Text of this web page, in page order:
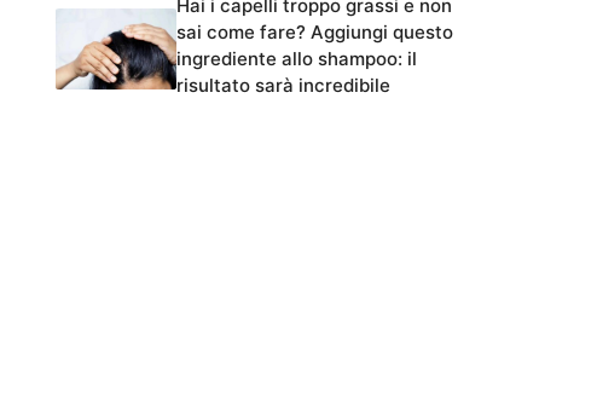
Hai i capelli troppo grassi e non
sai come fare? Aggiungi questo
ingrediente allo shampoo: il
risultato sarà incredibile